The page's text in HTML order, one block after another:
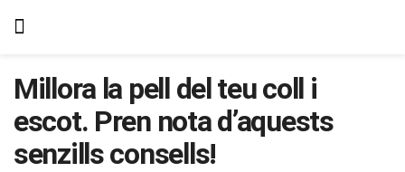
Millora la pell del teu coll i
escot. Pren nota d’aquests
senzills consells!